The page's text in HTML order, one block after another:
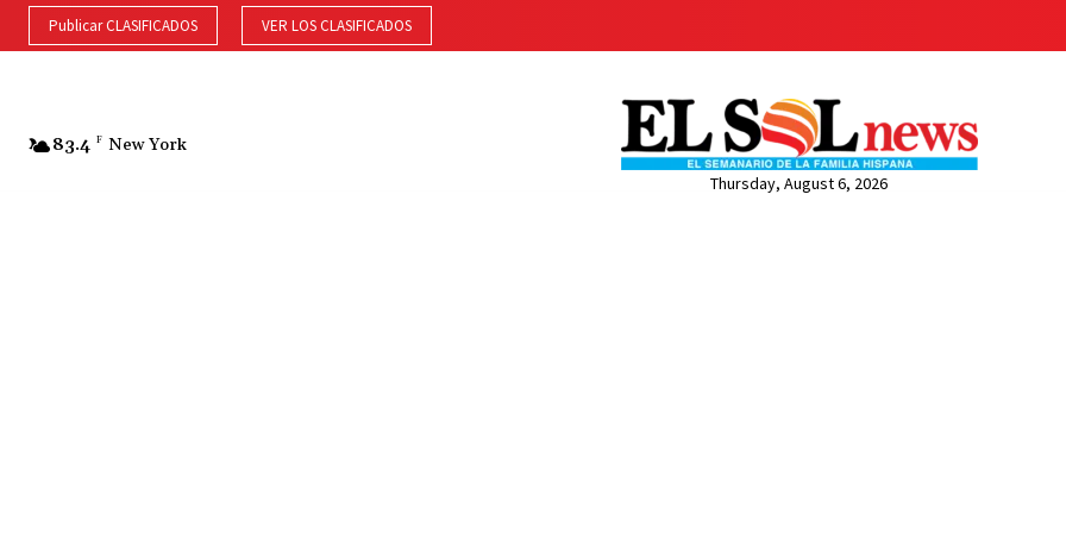
Publicar CLASIFICADOS VER LOS CLASIFICADOS
83.4 F New York
Thursday, August 6, 2026